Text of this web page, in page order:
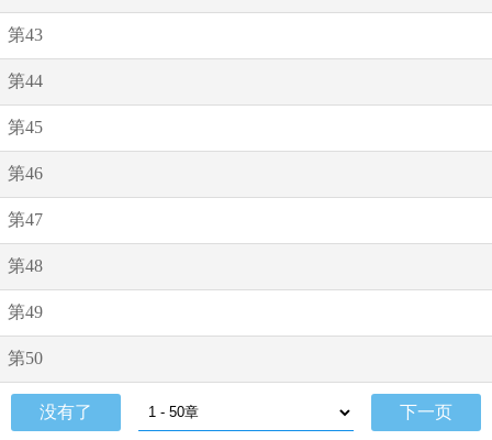
第43
第44
第45
第46
第47
第48
第49
第50
没有了 下一页